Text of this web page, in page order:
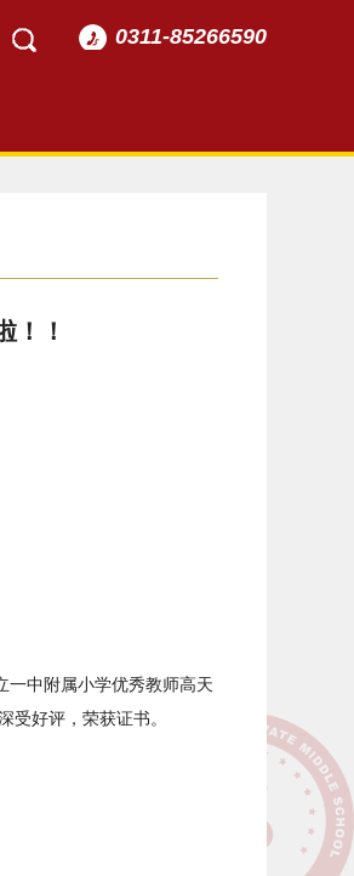
0311-85266590
！！
一中附属小学优秀教师高天
受好评，荣获证书。